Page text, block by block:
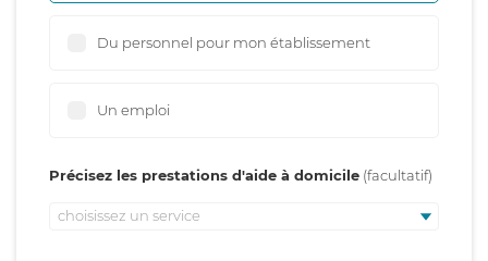
Du personnel pour mon établissement
Un emploi
Précisez les prestations d'aide à domicile
choisissez un service